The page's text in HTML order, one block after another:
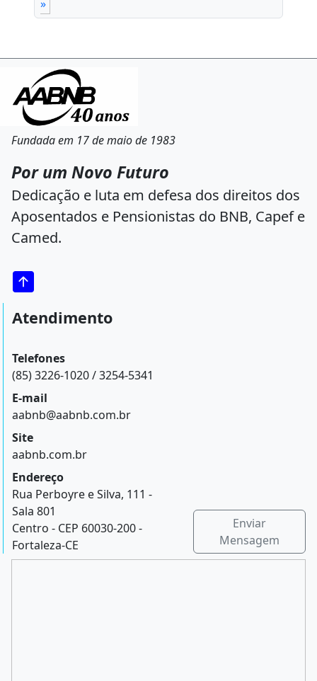
»
Fundada em 17 de maio de 1983
Por um Novo Futuro
Dedicação e luta em defesa dos direitos dos
Aposentados e Pensionistas do BNB, Capef e
Camed.
Atendimento
Telefones
(85) 3226-1020 / 3254-5341
E-mail
aabnb@aabnb.com.br
Site
aabnb.com.br
Endereço
Rua Perboyre e Silva, 111 -
Sala 801
Centro - CEP 60030-200 -
Fortaleza-CE
Enviar
Mensagem